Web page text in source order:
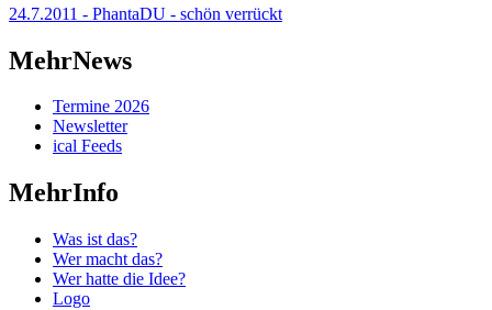
24.7.2011 - PhantaDU - schön verrückt
MehrNews
Termine 2026
Newsletter
ical Feeds
MehrInfo
Was ist das?
Wer macht das?
Wer hatte die Idee?
Logo